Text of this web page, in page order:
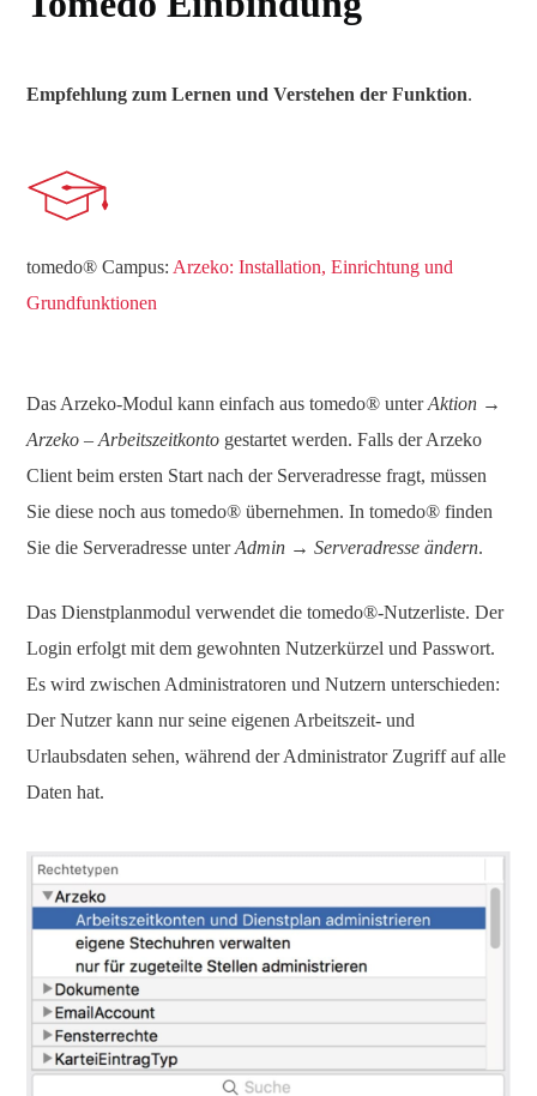
Empfehlung zum Lernen und Verstehen der Funktion.
tomedo® Campus: Arzeko: Installation, Einrichtung und
Grundfunktionen
Das Arzeko-Modul kann einfach aus tomedo® unterAktion →
Arzeko – Arbeitszeitkonto gestartet werden. Falls der Arzeko
Client beim ersten Start nach der Serveradresse fragt, müssen
Sie diese noch aus tomedo® übernehmen. In tomedo® finden
Sie die Serveradresse unterAdmin → Serveradresse ändern.
Das Dienstplanmodul verwendet die tomedo®-Nutzerliste. Der
Login erfolgt mit dem gewohnten Nutzerkürzel und Passwort.
Es wird zwischen Administratoren und Nutzern unterschieden:
Der Nutzer kann nur seine eigenen Arbeitszeit- und
Urlaubsdaten sehen, während der Administrator Zugriff auf alle
Daten hat.